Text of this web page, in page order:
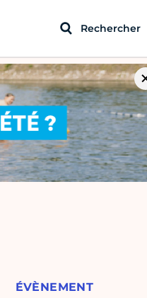
Rechercher
ÉVÈNEMENT